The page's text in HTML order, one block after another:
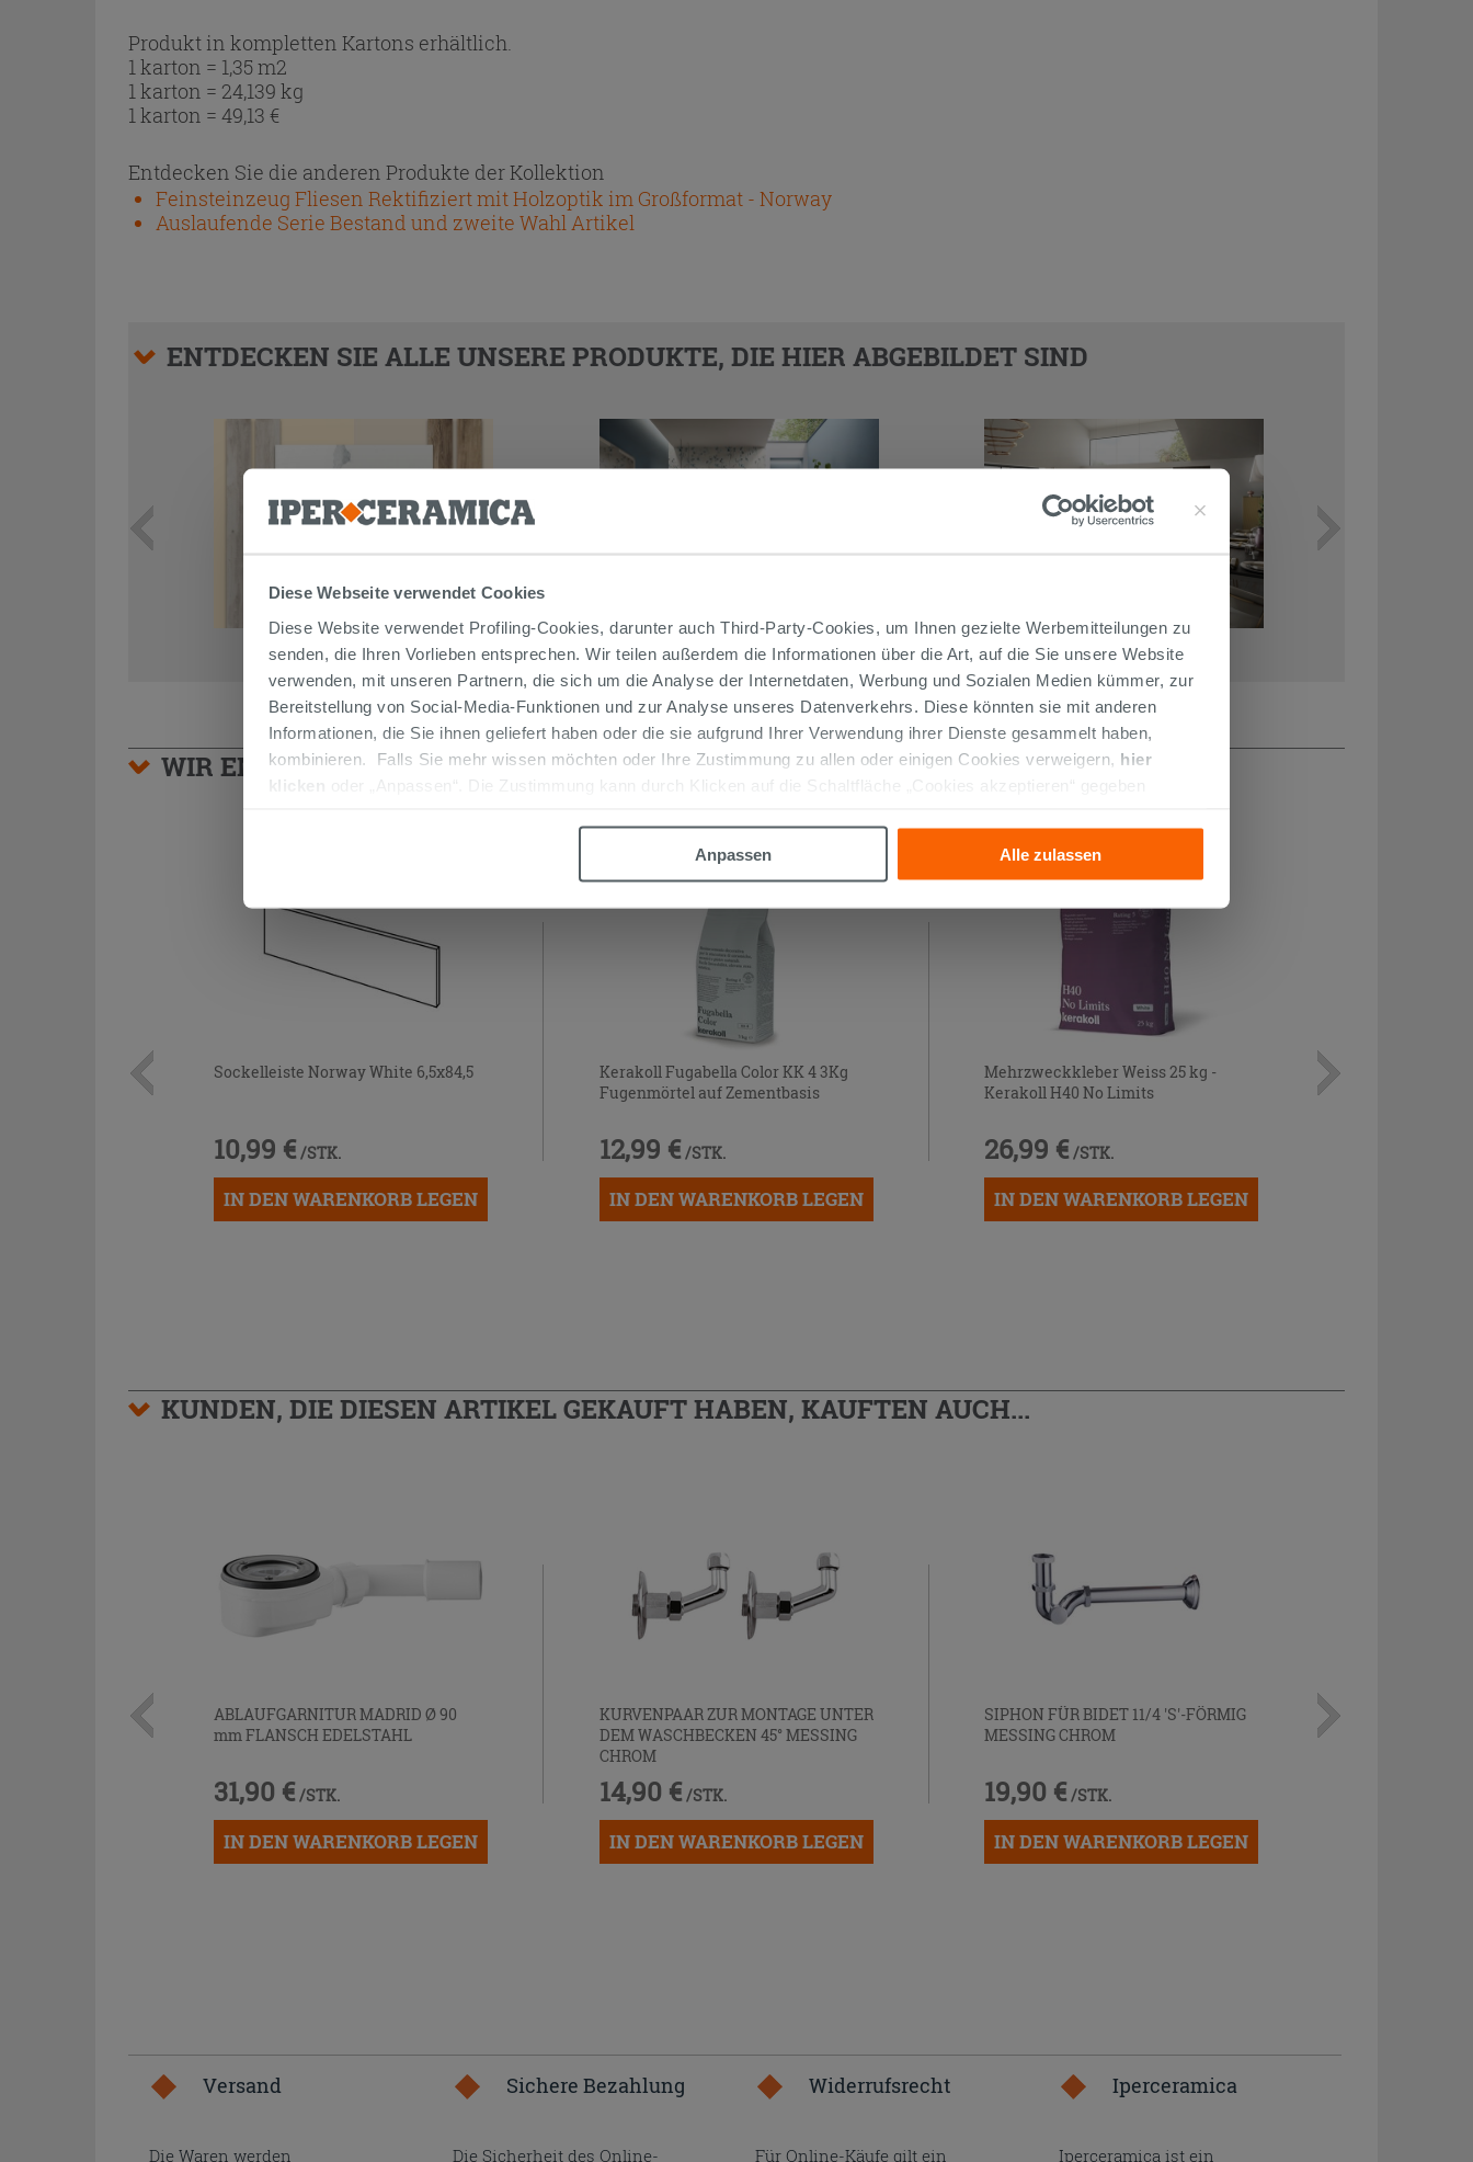
Diese Webseite verwendet Cookies
Diese Website verwendet Profiling-Cookies, darunter auch Third-Party-Cookies, um Ihnen gezielte Werbemitteilungen zu
senden, die Ihren Vorlieben entsprechen. Wir teilen außerdem die Informationen über die Art, auf die Sie unsere Website
verwenden, mit unseren Partnern, die sich um die Analyse der Internetdaten, Werbung und Sozialen Medien kümmer, zur
Bereitstellung von Social-Media-Funktionen und zur Analyse unseres Datenverkehrs. Diese könnten sie mit anderen
Informationen, die Sie ihnen geliefert haben oder die sie aufgrund Ihrer Verwendung ihrer Dienste gesammelt haben,
kombinieren. Falls Sie mehr wissen möchten oder Ihre Zustimmung zu allen oder einigen Cookies verweigern, hier
klicken
oder „Anpassen“. Die Zustimmung kann durch Klicken auf die Schaltfläche „Cookies akzeptieren“ gegeben
Anpassen
Alle zulassen
Produkt in kompletten Kartons erhältlich.
1 karton = 1,35 m2
1 karton = 24,139 kg
1 karton = 49,13 €
Entdecken Sie die anderen Produkte der Kollektion
Feinsteinzeug Fliesen Rektifiziert mit Holzoptik im Großformat - Norway
Auslaufende Serie Bestand und zweite Wahl Artikel
ENTDECKEN SIE ALLE UNSERE PRODUKTE, DIE HIER ABGEBILDET SIND
WIR EMPFEHLEN IHNEN AUCH…
Sockelleiste Norway White 6,5x84,5
10,99 € /STK.
IN DEN WARENKORB LEGEN
Kerakoll Fugabella Color KK 4 3Kg
Fugenmörtel auf Zementbasis
12,99 € /STK.
IN DEN WARENKORB LEGEN
Mehrzweckkleber Weiss 25 kg -
Kerakoll H40 No Limits
26,99 € /STK.
IN DEN WARENKORB LEGEN
KUNDEN, DIE DIESEN ARTIKEL GEKAUFT HABEN, KAUFTEN AUCH...
ABLAUFGARNITUR MADRID Ø 90
mm FLANSCH EDELSTAHL
31,90 € /STK.
IN DEN WARENKORB LEGEN
KURVENPAAR ZUR MONTAGE UNTER
DEM WASCHBECKEN 45° MESSING
CHROM
14,90 € /STK.
IN DEN WARENKORB LEGEN
SIPHON FÜR BIDET 11/4 'S'-FÖRMIG
MESSING CHROM
19,90 € /STK.
IN DEN WARENKORB LEGEN
Versand
Die Waren werden
Sichere Bezahlung
Die Sicherheit des Online-
Widerrufsrecht
Für Online-Käufe gilt ein
Iperceramica
Iperceramica ist ein